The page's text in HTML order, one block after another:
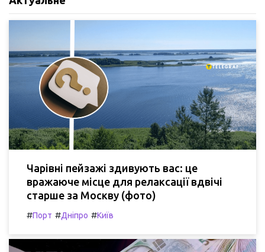
Чарівні пейзажі здивують вас: це
вражаюче місце для релаксації вдвічі
старше за Москву (фото)
#Порт #Дніпро #Київ